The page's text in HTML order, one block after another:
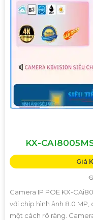
KX-
Giá
Camera IP POE KX-
với chip hình ảnh 8.0
một cách rõ ràng.